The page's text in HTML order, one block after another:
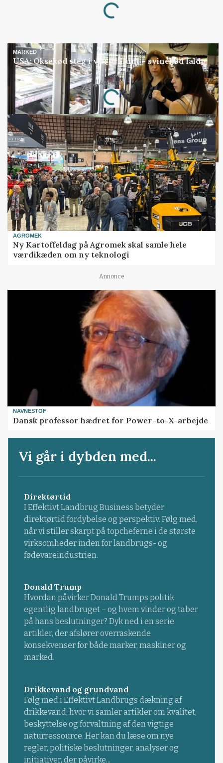
MARKED
USA: Oksekød steg i værdi i juni – svinekød faldt
Annonce
Loading...
AGROMEK
Ny Kartoffeldag på Agromek skal samle hele
værdikæden om ny teknologi
Annonce
NAVNESTOF
Dansk professor hædret for Power-to-X-arbejde
Vi går i dybden med...
Direktørtid
I Effektivt Landbrug Business betyder
direktørtid fordybelse og perspektiv. Følg med,
når vi stiller skarpt på topcheferne i de største
virksomheder inden for landbrugs- og
fødevareindustrien.
Donald Trump
Hvordan påvirker Donald Trumps politik
egentlig landbruget – og hvem vinder og taber
på hans beslutninger? Dyk ned i en serie
artikler, der afslører overraskende
konsekvenser for både marker, maskiner og
marked.
Drikkevand og grundvand
Følg med i Effektivt Landbrugs dækning af
drikkevand, hvor vi samler artikler om kvalitet,
beskyttelse og forvaltning af den vigtige
naturressource. Her kan du læse om nye
regler, politiske beslutninger, analyser og
initiativer, der påvirke...